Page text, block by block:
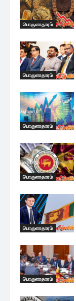
பொருளாதாரம்
பொருளாதாரம்
பொருளாதாரம்
பொருளாதாரம்
பொருளாதாரம்
பொருளாதாரம்